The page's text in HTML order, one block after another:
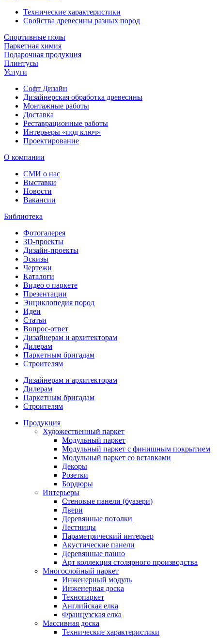
Технические характеристики
Свойства древесины разных пород
Спортивные полы
Паркетная химия
Подарочная продукция
Плинтусы
Услуги
Софт Дизайн
Дизайнерская обработка древесины
Монтажные работы
Доставка
Реставрационные работы
Интерьеры «под ключ»
Проектирование
О компании
СМИ о нас
Выставки
Новости
Вакансии
Библиотека
Фотогалерея
3D-проекты
Дизайн-проекты
Эскизы
Чертежи
Каталоги
Видео о паркете
Презентации
Энциклопедия пород
Идеи
Статьи
Вопрос-ответ
Дизайнерам и архитекторам
Дилерам
Паркетным бригадам
Строителям
Дизайнерам и архитекторам
Дилерам
Паркетным бригадам
Строителям
Продукция
Художественный паркет
Модульный паркет
Модульный паркет с финишным покрытием
Модульный паркет со вставками
Декоры
Розетки
Бордюры
Интерьеры
Стеновые панели (буазери)
Двери
Деревянные потолки
Лестницы
Параметрический интерьер
Акустические панели
Деревянные панно
Арт коллекция столярного производства
Многослойный паркет
Инженерный модуль
Инженерная доска
Технопаркет
Английская елка
Французская елка
Массивная доска
Технические характеристики